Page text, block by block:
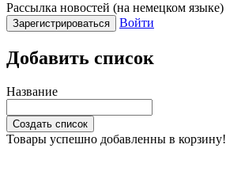
Рассылка новостей (на немецком языке)
Зарегистрироваться Войти
Добавить список
Название
Создать список
Товары успешно добавленны в корзину!